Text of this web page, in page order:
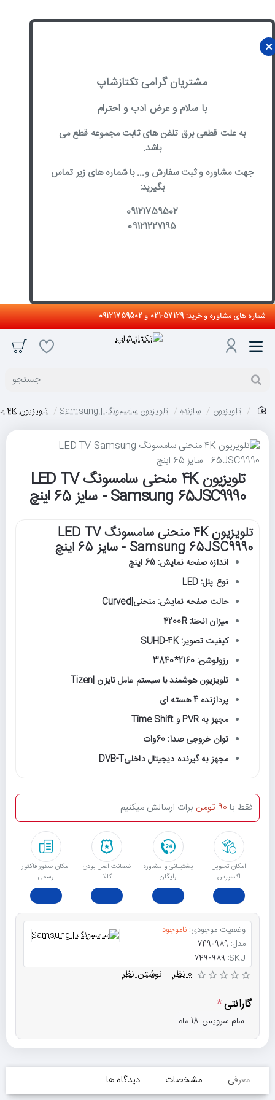
مشتریان گرامی تکتازشاپ
با سلام و عرض ادب و احترام
به علت قطعی برق تلفن های ثابت مجموعه قطع می
باشد.
جهت مشاوره و ثبت سفارش و... با شماره های زیر تماس
بگیرید:
09121759502
09121227195
شماره های مشاوره و خرید: 57129-021 و 09121759502
جستجو
تلویزیون سازنده تلویزیون سامسونگ | Samsung تلویزیون 4K منحنی سامسونگ LED TV Samsung 65JSC9990 - سایز 65 اینچ
تلویزیون 4K منحنی سامسونگ LED TV
Samsung 65JSC9990 - سایز 65 اینچ
تلویزیون 4K منحنی سامسونگ LED TV
Samsung 65JSC9990 - سایز 65 اینچ
اندازه صفحه نمایش: 65 اینچ
نوع پنل: LED
حالت صفحه نمایش: منحنی|Curved
میزان انحنا: 4200R
کیفیت تصویر: SUHD-4K
رزولوشن: 2160*3840
تلویزیون هوشمند با سیستم عامل تایزن |Tizen
پردازنده 4 هسته ای
مجهز به PVR و Time Shift
توان خروجی صدا: 60وات
مجهز به گیرنده دیجیتال داخلیDVB-T
امکان تحویل
اکسپرس
پشتیبانی و مشاوره
رایگان
ﺿﻤﺎﻧﺖ اﺻﻞ ﺑﻮدن
ﮐﺎﻟﺎ
امکان صدور فاکتور
رسمی
فقط با 90 تومن برات ارسالش میکنیم
وضعیت موجودی: ناموجود
مدل: 7490989
SKU:
7490989
0 نظر - نوشتن نظر
گارانتی
سام سرویس 18 ماه
معرفی مشخصات دیدگاه ها